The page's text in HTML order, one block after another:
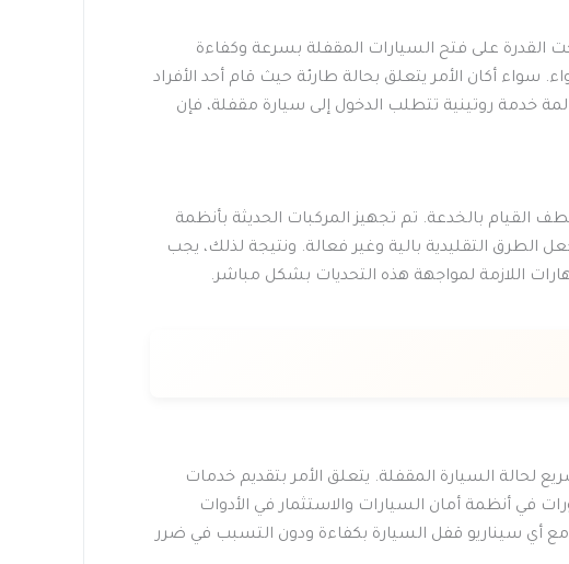
القدرة على فتح السيارات المقفلة بسرعة وكفاءة
أكان الأمر يتعلق بحالة طارئة حيث قام أحد الأفراد
خدمة روتينية تتطلب الدخول إلى سيارة مقفلة، فإن
القيام بالخدعة. تم تجهيز المركبات الحديثة بأنظمة
الطرق التقليدية بالية وغير فعالة. ونتيجة لذلك، يجب
اللازمة لمواجهة هذه التحديات بشكل مباشر.
لحالة السيارة المقفلة. يتعلق الأمر بتقديم خدمات
في أنظمة أمان السيارات والاستثمار في الأدوات
أي سيناريو قفل السيارة بكفاءة ودون التسبب في ضرر